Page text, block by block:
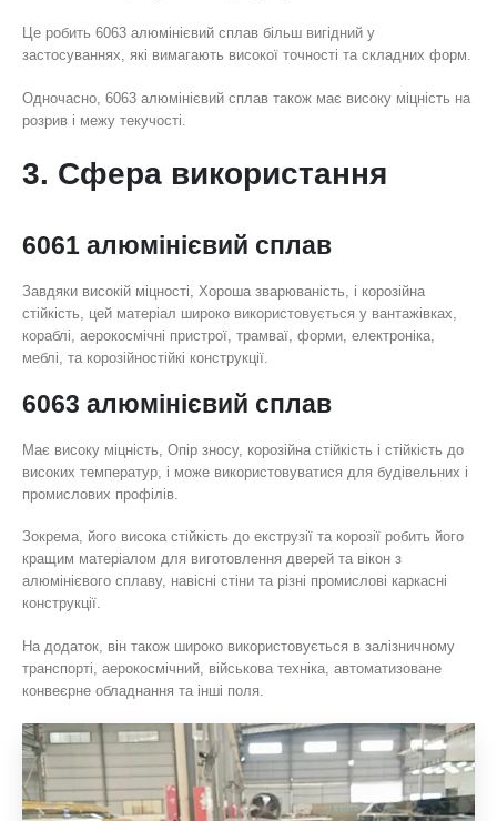
Це робить 6063 алюмінієвий сплав більш вигідний у
застосуваннях, які вимагають високої точності та складних форм.
Одночасно, 6063 алюмінієвий сплав також має високу міцність на
розрив і межу текучості.
3. Сфера використання
6061 алюмінієвий сплав
Завдяки високій міцності, Хороша зварюваність, і корозійна
стійкість, цей матеріал широко використовується у вантажівках,
кораблі, аерокосмічні пристрої, трамваї, форми, електроніка,
меблі, та корозійностійкі конструкції.
6063 алюмінієвий сплав
Має високу міцність, Опір зносу, корозійна стійкість і стійкість до
високих температур, і може використовуватися для будівельних і
промислових профілів.
Зокрема, його висока стійкість до екструзії та корозії робить його
кращим матеріалом для виготовлення дверей та вікон з
алюмінієвого сплаву, навісні стіни та різні промислові каркасні
конструкції.
На додаток, він також широко використовується в залізничному
транспорті, аерокосмічний, військова техніка, автоматизоване
конвеєрне обладнання та інші поля.